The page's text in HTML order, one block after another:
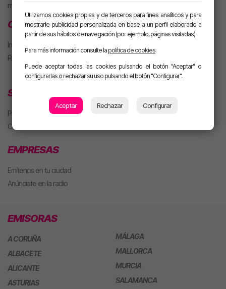
m. PARTY Extended
CLUB MOTIVA
Iniciar sesión
Regístrate
SECCIONES
Playlist
Concursos
EMPRESAS
Emítenos en tu ciudad
Anúnciate en la radio
EMISORAS
A CORUÑA
ALBACETE
ALICANTE
ASTURIAS
MÁLAGA
MALLORCA
MURCIA
SALAMANCA
Utilizamos cookies propias y de terceros para fines analíticos y para
mostrarle publicidad personalizada en base a un perfil elaborado a
partir de sus hábitos de navegación (por ejemplo, páginas visitadas).
Para más información consulte la política de cookies.
Puede aceptar todas las cookies pulsando el botón "Aceptar" o
configurarlas o rechazar su uso pulsando el botón "Configurar".
Aceptar Rechazar Configurar